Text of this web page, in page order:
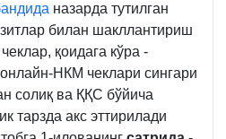
ПҚ-5252-
сон
қарор
3-
б.
назарда тутилган
билан шакллантириш
қоидага кўра -
НКМ чеклари сингари
солиқ ва ҚҚС бўйича
тарзда акс эттирилади